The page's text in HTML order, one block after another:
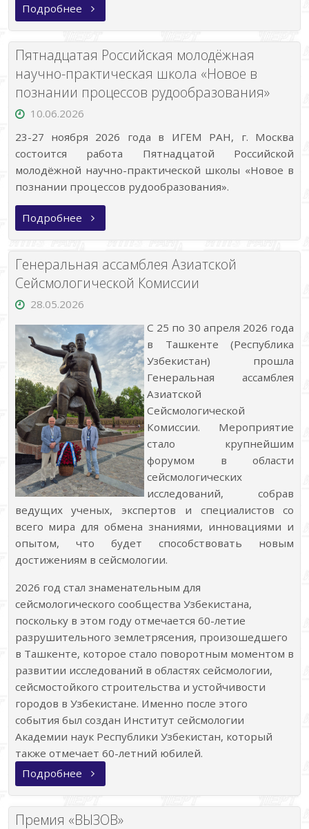
Подробнее «XIV
Всероссийский
съезд
Советов
молодых
ученых
и
Студенческих
научных
обществ»
Пятнадцатая Российская молодёжная
научно-практическая школа «Новое в
познании процессов рудообразования»
10.06.2026
23-27 ноября 2026 года в ИГЕМ РАН, г. Москва
состоится работа Пятнадцатой Российской
молодёжной научно-практической школы «Новое в
познании процессов рудообразования».
Подробнее «Пятнадцатая
Российская
молодёжная
научно-
практическая
школа
«Новое
в
познании
процессов
Генеральная ассамблея Азиатской
Сейсмологической Комиссии
28.05.2026
С 25 по 30 апреля 2026 года
в Ташкенте (Республика
Узбекистан) прошла
Генеральная ассамблея
Азиатской
Сейсмологической
Комиссии. Мероприятие
стало крупнейшим
форумом в области
сейсмологических
исследований, собрав
ведущих ученых, экспертов и специалистов со
всего мира для обмена знаниями, инновациями и
опытом, что будет способствовать новым
достижениям в сейсмологии.
2026 год стал знаменательным для
сейсмологического сообщества Узбекистана,
поскольку в этом году отмечается 60-летие
разрушительного землетрясения, произошедшего
в Ташкенте, которое стало поворотным моментом в
развитии исследований в областях сейсмологии,
сейсмостойкого строительства и устойчивости
городов в Узбекистане. Именно после этого
события был создан Институт сейсмологии
Академии наук Республики Узбекистан, который
также отмечает 60-летний юбилей.
Подробнее «Генеральная
ассамблея
Азиатской
Сейсмологической
Комиссии»
Премия «ВЫЗОВ»